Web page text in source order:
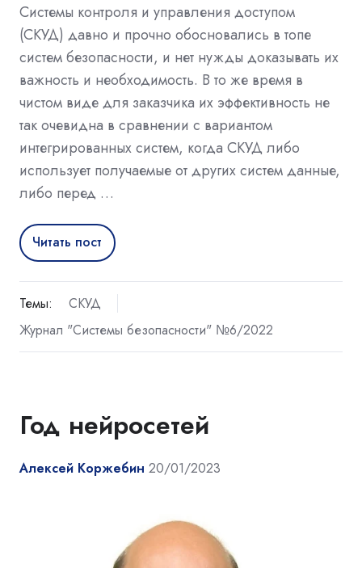
Системы контроля и управления доступом
(СКУД) давно и прочно обосновались в топе
систем безопасности, и нет нужды доказывать их
важность и необходимость. В то же время в
чистом виде для заказчика их эффективность не
так очевидна в сравнении с вариантом
интегрированных систем, когда СКУД либо
использует получаемые от других систем данные,
либо перед …
Читать пост
Темы:
СКУД
Журнал "Системы безопасности" №6/2022
Год нейросетей
Алексей Коржебин 20/01/2023